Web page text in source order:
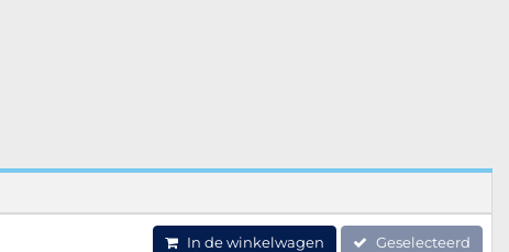
In de winkelwagen Geselecteerd